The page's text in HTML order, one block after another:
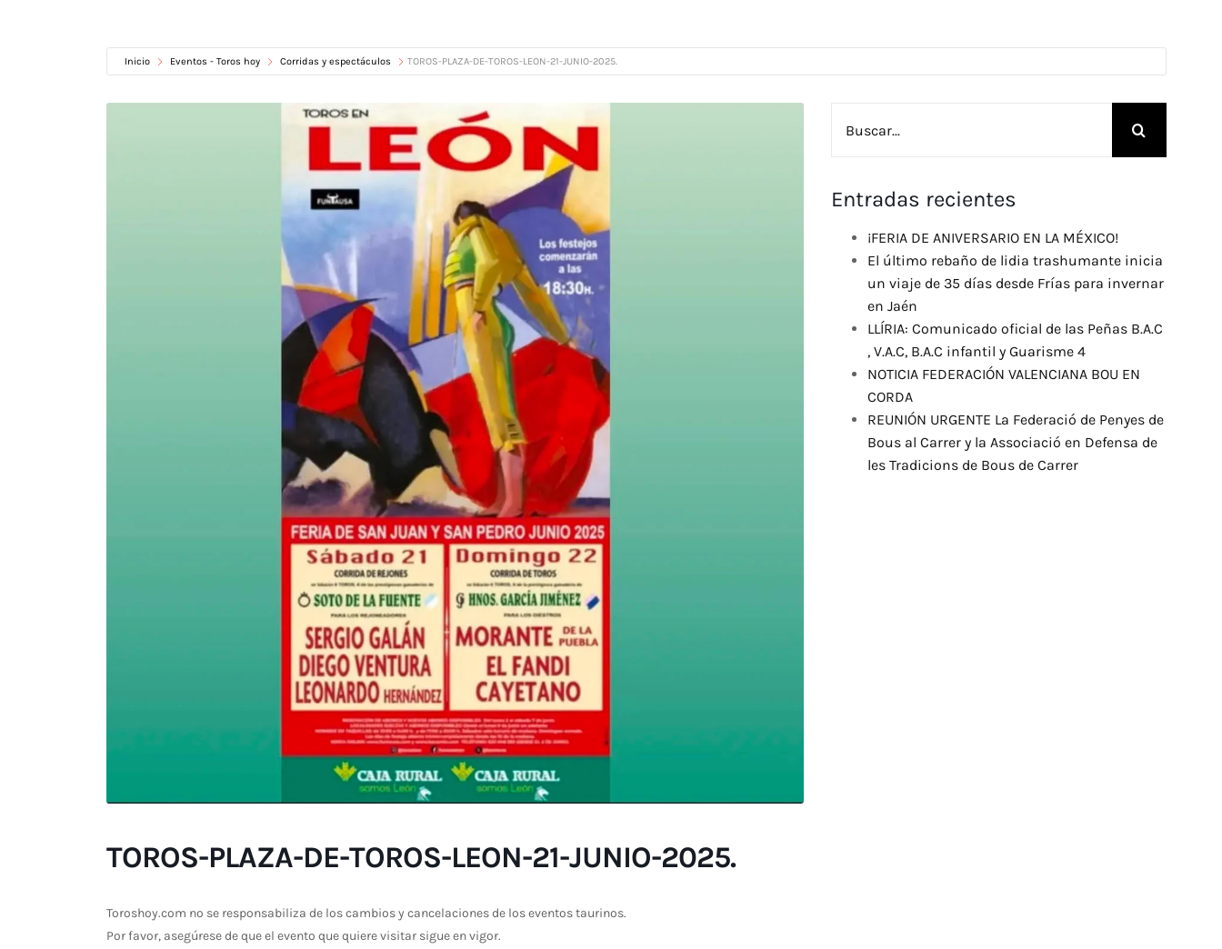
Inicio Eventos - Toros hoy Corridas y espectáculos TOROS-PLAZA-DE-TOROS-LEON-21-JUNIO-2025.
TOROS-PLAZA-DE-TOROS-LEON-21-JUNIO-2025.
Toroshoy.com no se responsabiliza de los cambios y cancelaciones de los eventos taurinos.
Por favor, asegúrese de que el evento que quiere visitar sigue en vigor.
Entradas recientes
¡FERIA DE ANIVERSARIO EN LA MÉXICO!
El último rebaño de lidia trashumante inicia
un viaje de 35 días desde Frías para invernar
en Jaén
LLÍRIA: Comunicado oficial de las Peñas B.A.C
, V.A.C, B.A.C infantil y Guarisme 4
NOTICIA FEDERACIÓN VALENCIANA BOU EN
CORDA
REUNIÓN URGENTE La Federació de Penyes de
Bous al Carrer y la Associació en Defensa de
les Tradicions de Bous de Carrer